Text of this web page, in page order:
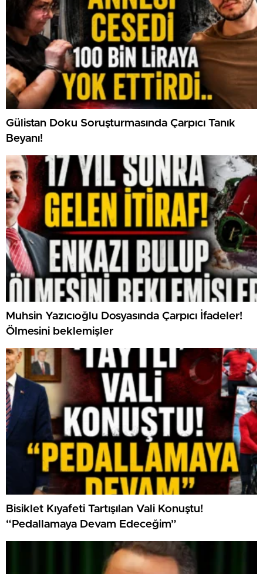
Gülistan Doku Soruşturmasında Çarpıcı Tanık
Beyanı!
Muhsin Yazıcıoğlu Dosyasında Çarpıcı İfadeler!
Ölmesini beklemişler
Bisiklet Kıyafeti Tartışılan Vali Konuştu!
“Pedallamaya Devam Edeceğim”